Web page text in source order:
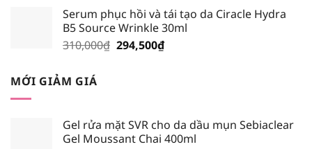
là:
195,000₫.
tại
là:
185,250₫.
Serum phục hồi và tái tạo da Ciracle Hydra
B5 Source Wrinkle 30ml
310,000₫ Giá
294,500₫Giá
MỚI GIẢM GIÁ
Gel rửa mặt SVR cho da dầu mụn Sebiaclear
Gel Moussant Chai 400ml